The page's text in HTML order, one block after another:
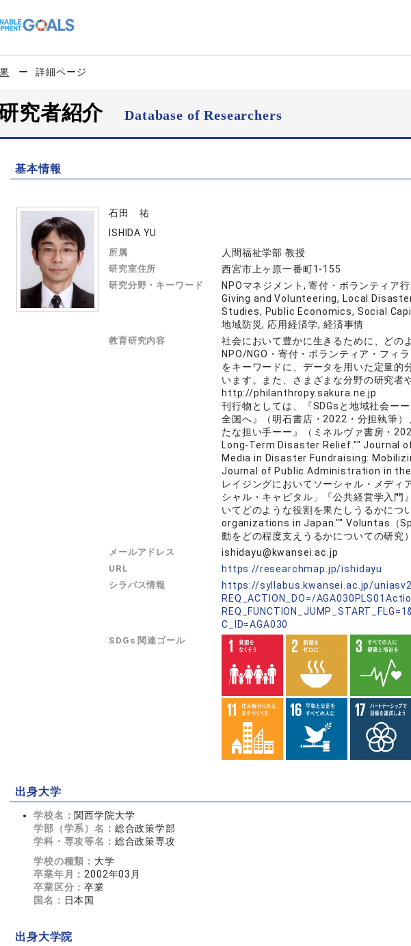
詳細ページ
研究者紹介Database of Researchers
基本情報
石田 祐
ISHIDA YU
所属 人間福祉学部 教授
研究室住所 西宮市上ヶ原一番町1-155
研究分野・キーワード
NPOマネジメント, 寄付・ボランティア
Giving and Volunteering, Local
Studies, Public Economics, Social
地域防災, 応用経済学, 経済事情
教育研究内容
社会において豊かに生きるために、どの
NPO/NGO・寄付・ボランティア・フィ
をキーワードに、データを用いた定量的
います。また、さまざまな分野の研究者
http://philanthropy.sakura.ne.jp
刊行物としては、『SDGsと地域社会ー
全国へ』（明石書店・2022・分担執筆
たな担い手ーー』（ミネルヴァ書房・
Long-Term Disaster Relief."" Journal
Media in Disaster Fundraising:
Journal of Public Administration in the
レイジングにおいてソーシャル・メディ
シャル・キャピタル」『公共経営学入門
いてどのような役割を果たしうるかに
organizations in Japan."" Voluntas（
動をどの程度支えうるかについての研究
メールアドレス ishidayu@kwansei.ac.jp
URL https://researchmap.jp/ishidayu
シラバス情報
https://syllabus.kwansei.ac.jp/
REQ_ACTION_DO=/
C_ID=AGA030
SDGs 関連ゴール
出身大学
学校名： 関西学院大学
学部（学系）名： 総合政策学部
学科・専攻等名： 総合政策専攻
学校の種類： 大学
卒業年月： 2002年03月
卒業区分：卒業
国名： 日本国
出身大学院